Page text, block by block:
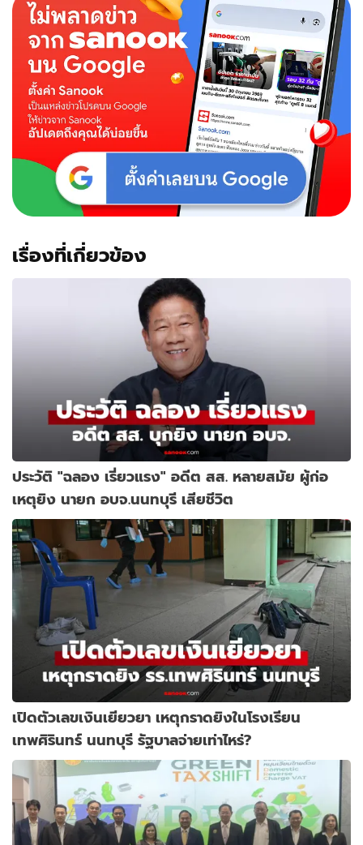
เรื่องที่เกี่ยวข้อง
ประวัติ "ฉลอง เรี่ยวแรง" อดีต สส. หลายสมัย ผู้ก่อ
เหตุยิง นายก อบจ.นนทบุรี เสียชีวิต
เปิดตัวเลขเงินเยียวยา เหตุกราดยิงในโรงเรียน
เทพศิรินทร์ นนทบุรี รัฐบาลจ่ายเท่าไหร่?